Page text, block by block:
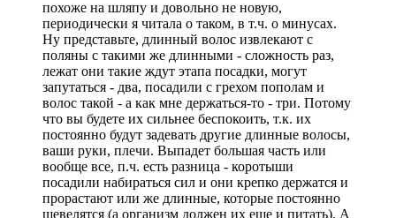
похоже на шляпу и довольно не новую,
периодически я читала о таком, в т.ч. о минусах.
Ну представьте, длинный волос извлекают с
поляны с такими же длинными - сложность раз,
лежат они такие ждут этапа посадки, могут
запутаться - два, посадили с грехом пополам и
волос такой - а как мне держаться-то - три. Потому
что вы будете их сильнее беспокоить, т.к. их
постоянно будут задевать другие длинные волосы,
ваши руки, плечи. Выпадет большая часть или
вообще все, п.ч. есть разница - коротыши
посадили набираться сил и они крепко держатся и
прорастают или же длинные, которые постоянно
шевелятся (а организм должен их еще и питать). А